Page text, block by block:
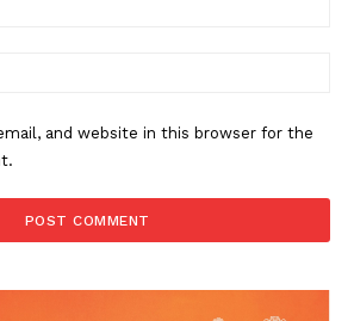
and website in this browser for the